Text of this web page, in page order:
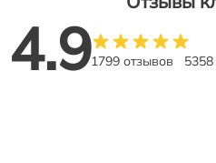
4.91799 отзывов